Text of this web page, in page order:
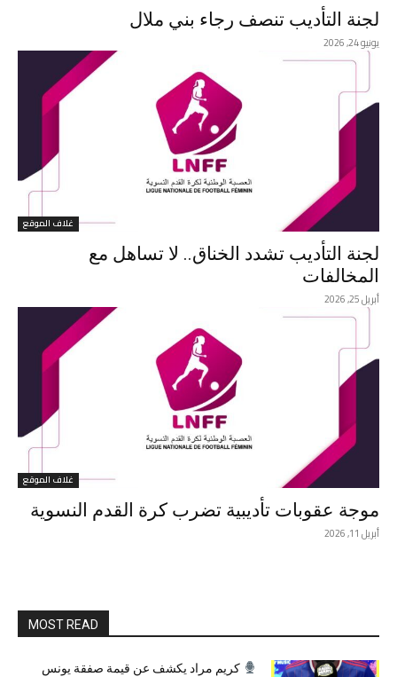
لجنة التأديب تنصف رجاء بني ملال
يونيو 24, 2026
غلاف الموقع
لجنة التأديب تشدد الخناق.. لا تساهل مع
المخالفات
أبريل 25, 2026
غلاف الموقع
موجة عقوبات تأديبية تضرب كرة القدم النسوية
أبريل 11, 2026
MOST READ
كريم مراد يكشف عن قيمة صفقة يونس